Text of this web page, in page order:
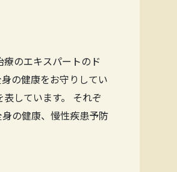
のエキスパートのド
の健康をお守りしてい
しています。 それぞ
の健康、慢性疾患予防